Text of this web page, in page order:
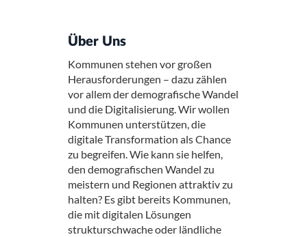
Über Uns
Kommunen stehen vor großen
Herausforderungen – dazu zählen
vor allem der demografische Wandel
und die Digitalisierung. Wir wollen
Kommunen unterstützen, die
digitale Transformation als Chance
zu begreifen. Wie kann sie helfen,
den demografischen Wandel zu
meistern und Regionen attraktiv zu
halten? Es gibt bereits Kommunen,
die mit digitalen Lösungen
strukturschwache oder ländliche